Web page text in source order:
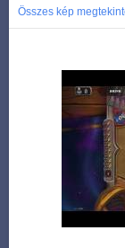
Összes kép